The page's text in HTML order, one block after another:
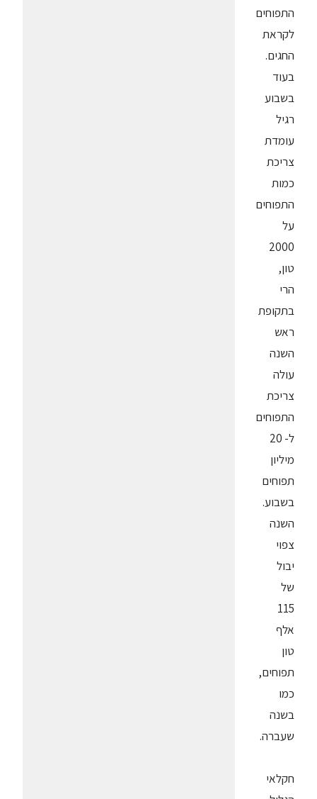
התפוחים
לקראת
החגים.
בעוד
בשבוע
רגיל
עומדת
צריכת
כמות
התפוחים
על
2000
טון,
הרי
בתקופת
ראש
השנה
עולה
צריכת
התפוחים
ל- 20
מיליון
תפוחים
בשבוע.
השנה
צפוי
יבול
של
115
אלף
טון
תפוחים,
כמו
בשנה
שעברה.
חקלאי